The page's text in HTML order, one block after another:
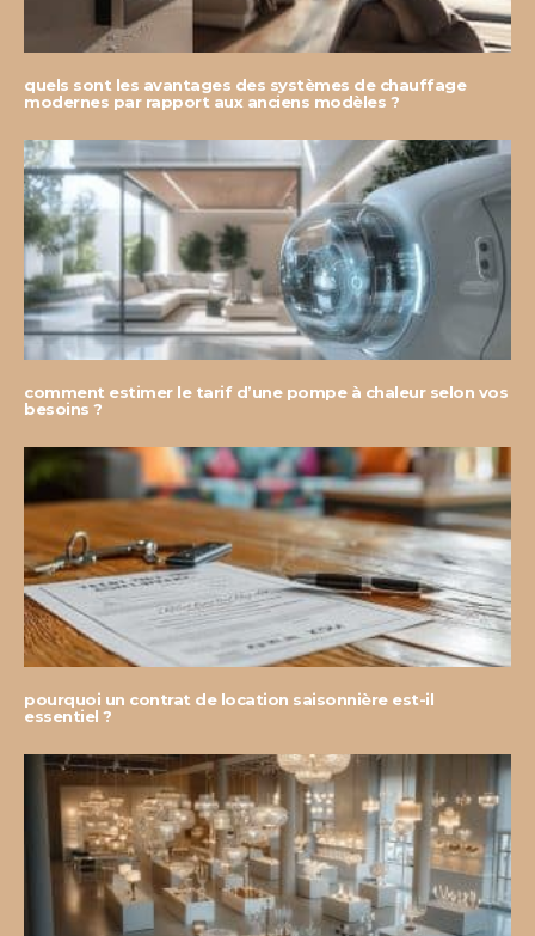
quels sont les avantages des systèmes de chauffage
modernes par rapport aux anciens modèles ?
comment estimer le tarif d’une pompe à chaleur selon vos
besoins ?
pourquoi un contrat de location saisonnière est-il
essentiel ?